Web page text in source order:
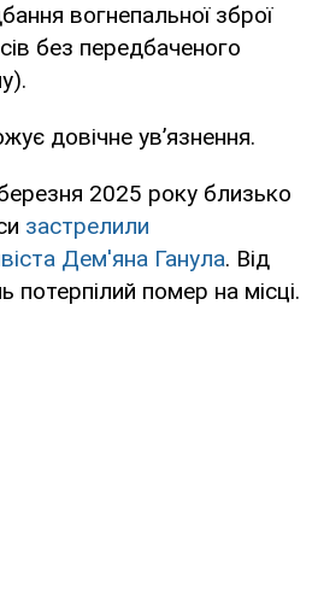
вогнепальної зброї
без передбаченого
довічне ув’язнення.
2025 року близько
застрелили
Дем'яна Ганула. Від
потерпілий помер на місці.